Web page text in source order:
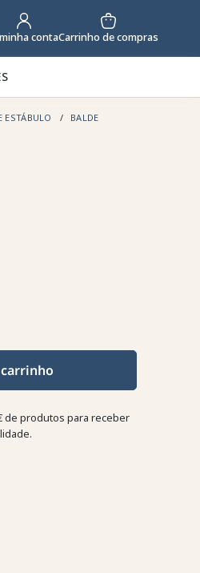
contaCarrinho de compras
ESTÁBULO
BALDE
de produtos para receber